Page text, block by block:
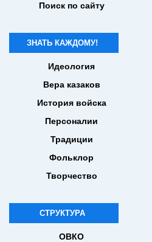
Поиск по сайту
ЗНАТЬ КАЖДОМУ!
Идеология
Вера казаков
История войска
Персоналии
Традиции
Фольклор
Творчество
СТРУКТУРА
ОВКО